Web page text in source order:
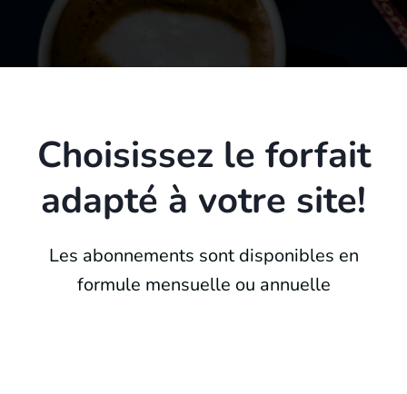
Choisissez le forfait
adapté à votre site!
Les abonnements sont disponibles en
formule mensuelle ou annuelle